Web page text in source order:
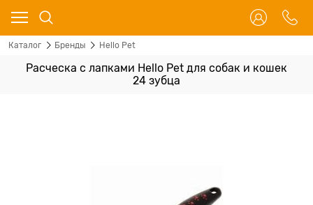
Каталог Бренды Hello Pet
Расческа с лапками Hello Pet для собак и кошек
24 зубца